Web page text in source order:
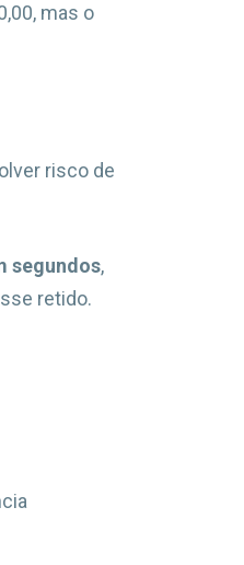
mas o
risco de
segundos,
retido.